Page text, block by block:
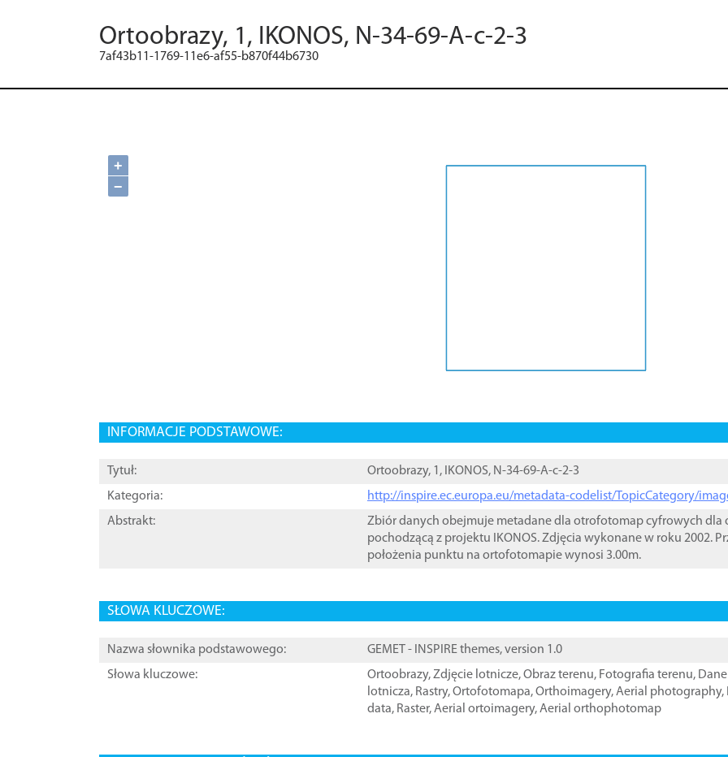
Ortoobrazy, 1, IKONOS, N-34-69-A-c-2-3
7af43b11-1769-11e6-af55-b870f44b6730
+
−
INFORMACJE PODSTAWOWE:
Tytuł:
Ortoobrazy, 1, IKONOS, N-34-69-A-c-2-3
Kategoria:
http://inspire.ec.europa.eu/metadata-codelist/TopicCategory/
Abstrakt:
Zbiór danych obejmuje metadane dla otrofotomap cyfrowych dla
pochodzącą z projektu IKONOS. Zdjęcia wykonane w roku 2002.
położenia punktu na ortofotomapie wynosi 3.00m.
SŁOWA KLUCZOWE:
Nazwa słownika podstawowego:
GEMET - INSPIRE themes, version 1.0
Słowa kluczowe:
Ortoobrazy,Zdjęcie lotnicze,Obraz terenu, Fotografia terenu,
lotnicza, Rastry,Ortofotomapa,Orthoimagery,Aerial photography,
data, Raster,Aerial ortoimagery,Aerial orthophotomap